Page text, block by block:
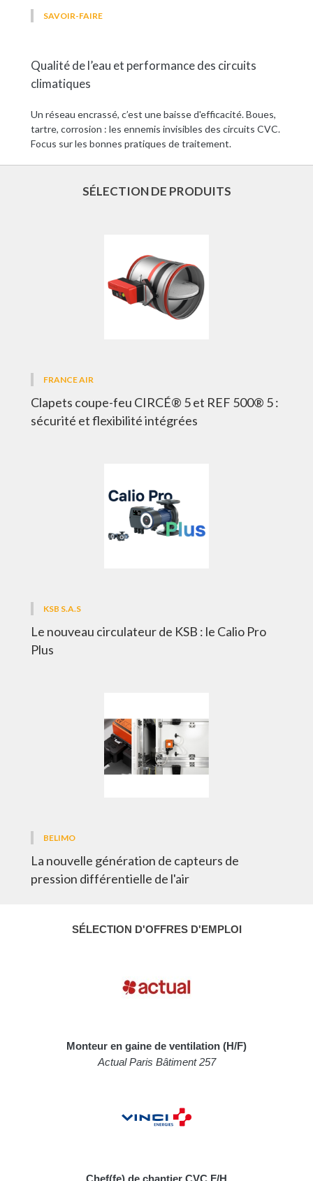
SAVOIR-FAIRE
Qualité de l’eau et performance des circuits
climatiques
Un réseau encrassé, c’est une baisse d'efficacité. Boues,
tartre, corrosion : les ennemis invisibles des circuits CVC.
Focus sur les bonnes pratiques de traitement.
SÉLECTION DE PRODUITS
FRANCE AIR
Clapets coupe-feu CIRCÉ® 5 et REF 500® 5 :
sécurité et flexibilité intégrées
KSB S.A.S
Le nouveau circulateur de KSB : le Calio Pro
Plus
BELIMO
La nouvelle génération de capteurs de
pression différentielle de l'air
SÉLECTION D'OFFRES D'EMPLOI
Monteur en gaine de ventilation (H/F)
Actual Paris Bâtiment 257
Chef(fe) de chantier CVC F/H